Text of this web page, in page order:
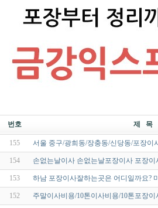
번호 제 목
155 서울 중구/광희동/장충동/신당동/포장
154 손없는날이사 손없는날포장이사 포장
153 하남 포장이사잘하는곳은 어디일까요?
152 주말이사비용/10톤이사비용/10톤포장